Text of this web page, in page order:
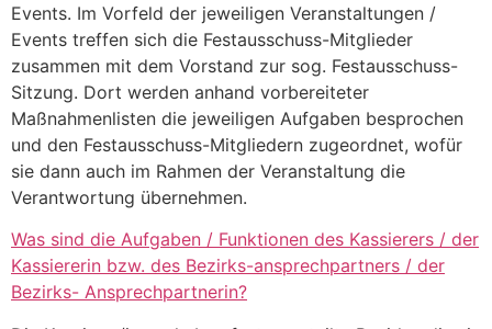
Events. Im Vorfeld der jeweiligen Veranstaltungen /
Events treffen sich die Festausschuss-Mitglieder
zusammen mit dem Vorstand zur sog. Festausschuss-
Sitzung. Dort werden anhand vorbereiteter
Maßnahmenlisten die jeweiligen Aufgaben besprochen
und den Festausschuss-Mitgliedern zugeordnet, wofür
sie dann auch im Rahmen der Veranstaltung die
Verantwortung übernehmen.
Was sind die Aufgaben / Funktionen des Kassierers / der
Kassiererin bzw. des Bezirks-ansprechpartners / der
Bezirks- Ansprechpartnerin?